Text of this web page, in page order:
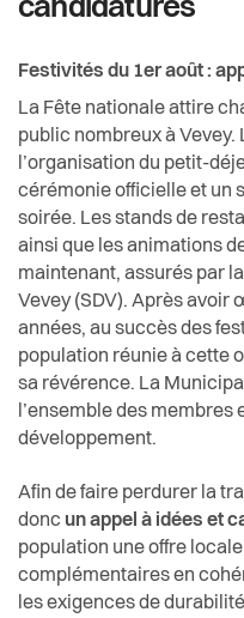
Economie et tourisme
Festivités du 1er août
Espaces urbains
Histoire
Intégration
Jeunesse
Logement
Religions
Santé et social
Sécurité
Actualités
Pilier public
Règlements
candidatures
Festivités du 1er août :
La Fête nationale attire
public nombreux à Vevey.
l’organisation du petit-
cérémonie officielle et un
soirée. Les stands de
ainsi que les animations
maintenant, assurés par
Vevey (SDV). Après avoir
années, au succès des
population réunie à cette
sa révérence. La
l’ensemble des membres
développement.
Afin de faire perdurer la
donc un appel à idées et
population une offre
complémentaires en
les exigences de